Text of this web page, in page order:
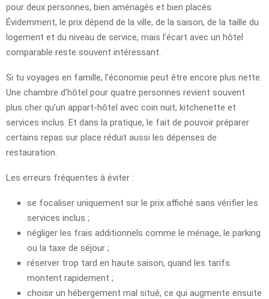
pour deux personnes, bien aménagés et bien placés.
Évidemment, le prix dépend de la ville, de la saison, de la taille du
logement et du niveau de service, mais l’écart avec un hôtel
comparable reste souvent intéressant.
Si tu voyages en famille, l’économie peut être encore plus nette.
Une chambre d’hôtel pour quatre personnes revient souvent
plus cher qu’un appart-hôtel avec coin nuit, kitchenette et
services inclus. Et dans la pratique, le fait de pouvoir préparer
certains repas sur place réduit aussi les dépenses de
restauration.
Les erreurs fréquentes à éviter :
se focaliser uniquement sur le prix affiché sans vérifier les
services inclus ;
négliger les frais additionnels comme le ménage, le parking
ou la taxe de séjour ;
réserver trop tard en haute saison, quand les tarifs
montent rapidement ;
choisir un hébergement mal situé, ce qui augmente ensuite